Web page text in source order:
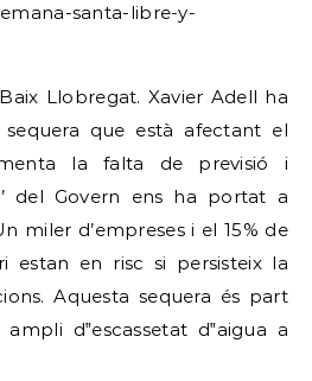
santa-libre-y-
Llobregat. Xavier Adell ha
que està afectant el
la falta de previsió i
del Govern ens ha portat a
miler d’empreses i el 15% de
estan en risc si persisteix la
Aquesta sequera és part
d‟escassetat d‟aigua a